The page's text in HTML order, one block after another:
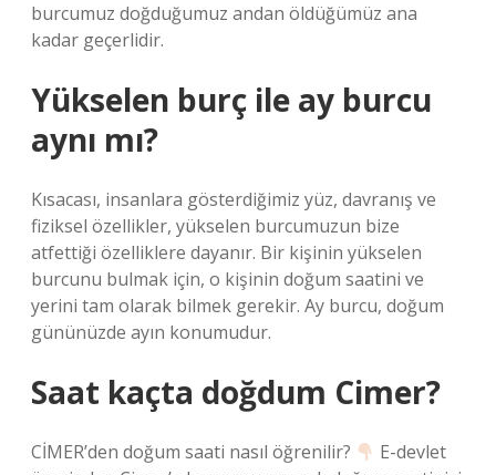
burcumuz doğduğumuz andan öldüğümüz ana
kadar geçerlidir.
Yükselen burç ile ay burcu
aynı mı?
Kısacası, insanlara gösterdiğimiz yüz, davranış ve
fiziksel özellikler, yükselen burcumuzun bize
atfettiği özelliklere dayanır. Bir kişinin yükselen
burcunu bulmak için, o kişinin doğum saatini ve
yerini tam olarak bilmek gerekir. Ay burcu, doğum
gününüzde ayın konumudur.
Saat kaçta doğdum Cimer?
CİMER’den doğum saati nasıl öğrenilir?
E-devlet